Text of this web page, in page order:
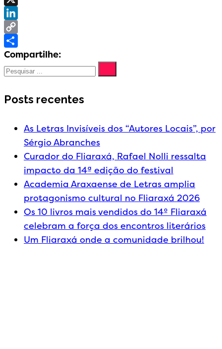
Compartilhe:
Posts recentes
As Letras Invisíveis dos “Autores Locais”, por
Sérgio Abranches
Curador do Fliaraxá, Rafael Nolli ressalta
impacto da 14ª edição do festival
Academia Araxaense de Letras amplia
protagonismo cultural no Fliaraxá 2026
Os 10 livros mais vendidos do 14º Fliaraxá
celebram a força dos encontros literários
Um Fliaraxá onde a comunidade brilhou!